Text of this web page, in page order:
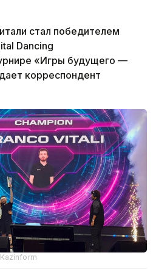
стал победителем
Dancing
«Игры будущего —
корреспондент